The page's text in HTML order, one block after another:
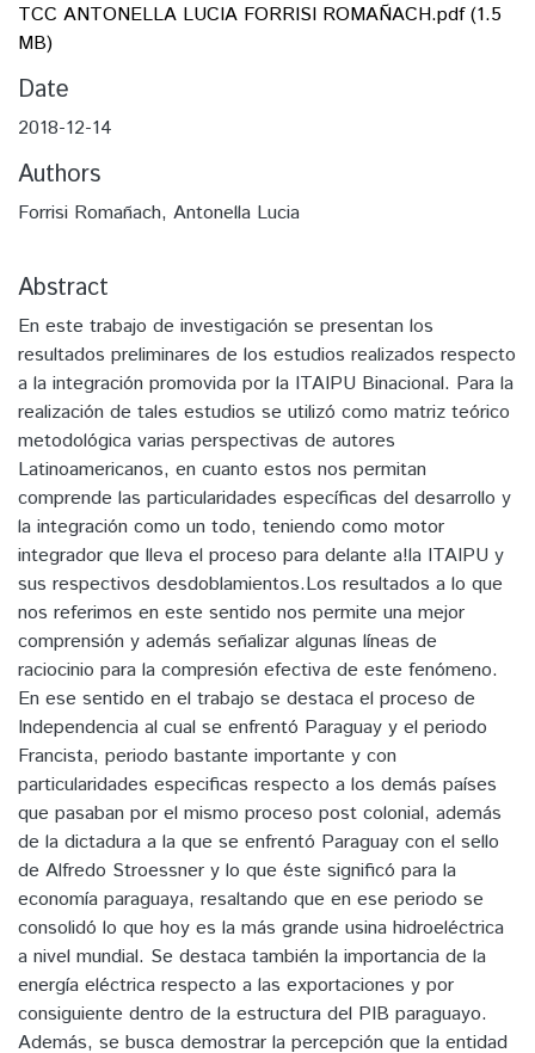
TCC ANTONELLA LUCIA FORRISI ROMAÑACH.pdf(1.5
MB)
Date
2018-12-14
Authors
Forrisi Romañach, Antonella Lucia
Abstract
En este trabajo de investigación se presentan los
resultados preliminares de los estudios realizados respecto
a la integración promovida por la ITAIPU Binacional. Para la
realización de tales estudios se utilizó como matriz teórico
metodológica varias perspectivas de autores
Latinoamericanos, en cuanto estos nos permitan
comprende las particularidades específicas del desarrollo y
la integración como un todo, teniendo como motor
integrador que lleva el proceso para delante a!la ITAIPU y
sus respectivos desdoblamientos.Los resultados a lo que
nos referimos en este sentido nos permite una mejor
comprensión y además señalizar algunas líneas de
raciocinio para la compresión efectiva de este fenómeno.
En ese sentido en el trabajo se destaca el proceso de
Independencia al cual se enfrentó Paraguay y el periodo
Francista, periodo bastante importante y con
particularidades especificas respecto a los demás países
que pasaban por el mismo proceso post colonial, además
de la dictadura a la que se enfrentó Paraguay con el sello
de Alfredo Stroessner y lo que éste significó para la
economía paraguaya, resaltando que en ese periodo se
consolidó lo que hoy es la más grande usina hidroeléctrica
a nivel mundial. Se destaca también la importancia de la
energía eléctrica respecto a las exportaciones y por
consiguiente dentro de la estructura del PIB paraguayo.
Además, se busca demostrar la percepción que la entidad